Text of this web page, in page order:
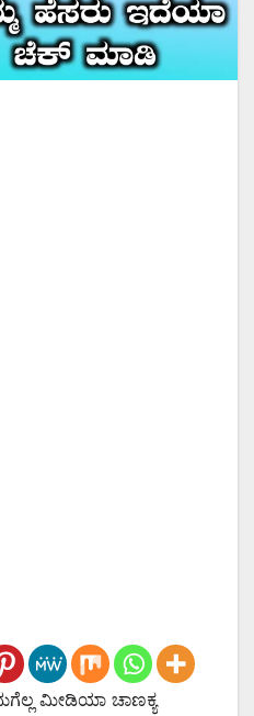
ಮೀಡಿಯಾ ಚಾಣಕ್ಯ